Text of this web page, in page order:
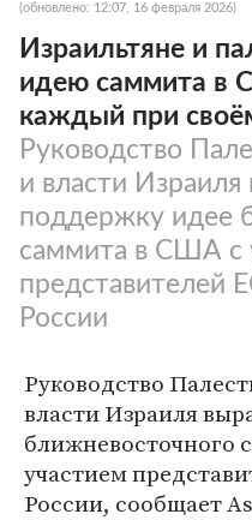
(обновлено: 12:07, 16 февраля 2026)
Израильтяне и
идею саммита в
каждый при
Руководство
и власти Израиля
поддержку идее
саммита в США с
России
Руководство
власти Израиля
ближневосточного
участием
России, сообщает